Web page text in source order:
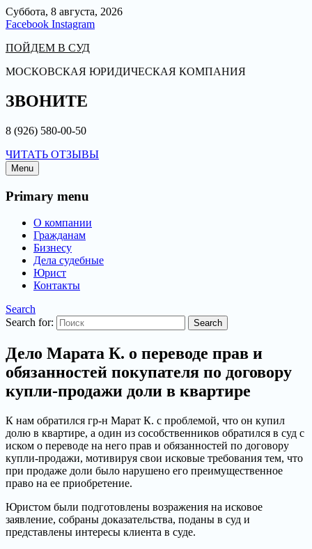
Суббота, 8 августа, 2026
Facebook Instagram
ПОЙДЕМ В СУД
МОСКОВСКАЯ ЮРИДИЧЕСКАЯ КОМПАНИЯ
ЗВОНИТЕ
8 (926) 580-00-50
ЧИТАТЬ ОТЗЫВЫ
Menu
Primary menu
О компании
Гражданам
Бизнесу
Дела судебные
Юрист
Контакты
Search
Search for:
Дело Марата К. о переводе прав и
обязанностей покупателя по договору
купли-продажи доли в квартире
К нам обратился гр-н Марат К. с проблемой, что он купил
долю в квартире, а один из сособственников обратился в суд с
иском о переводе на него прав и обязанностей по договору
купли-продажи, мотивируя свои исковые требования тем, что
при продаже доли было нарушено его преимущественное
право на ее приобретение.
Юристом были подготовлены возражения на исковое
заявление, собраны доказательства, поданы в суд и
представлены интересы клиента в суде.